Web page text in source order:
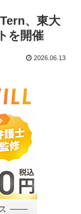
、東大
を開催
2026.06.13